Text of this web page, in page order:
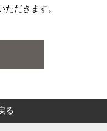
だきます。
る